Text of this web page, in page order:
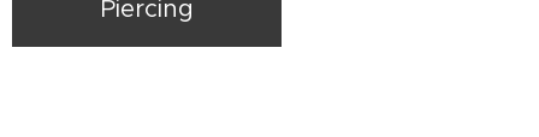
Piercing